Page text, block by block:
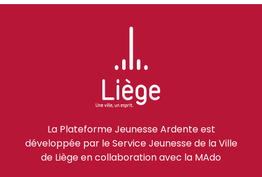
La Plateforme Jeunesse Ardente est
développée par le Service Jeunesse de la Ville
de Liège en collaboration avec la MAdo